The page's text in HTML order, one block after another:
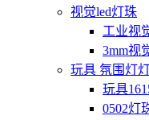
视觉led灯珠
工业视
3mm视
玩具 氛围灯
玩具
0502灯